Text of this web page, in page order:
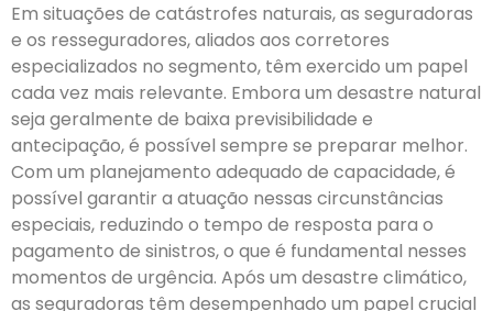
Em situações de catástrofes naturais, as seguradoras
e os resseguradores, aliados aos corretores
especializados no segmento, têm exercido um papel
cada vez mais relevante. Embora um desastre natural
seja geralmente de baixa previsibilidade e
antecipação, é possível sempre se preparar melhor.
Com um planejamento adequado de capacidade, é
possível garantir a atuação nessas circunstâncias
especiais, reduzindo o tempo de resposta para o
pagamento de sinistros, o que é fundamental nesses
momentos de urgência. Após um desastre climático,
as seguradoras têm desempenhado um papel crucial